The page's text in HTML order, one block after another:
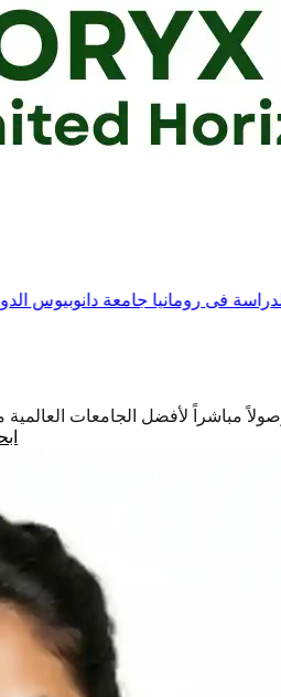
جامعة دانوبيوس الدولية • مقالة
مباشراً لأفضل الجامعات